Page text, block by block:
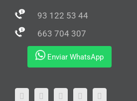
93 122 53 44
663 704 307
Enviar WhatsApp